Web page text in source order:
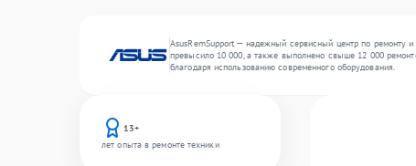
AsusRemSupport — надежный сервисный центр по ремонту
превысило 10 000, а также выполнено свыше 12 000
благодаря использованию современного оборудования.
13+
лет опыта в ремонте техники